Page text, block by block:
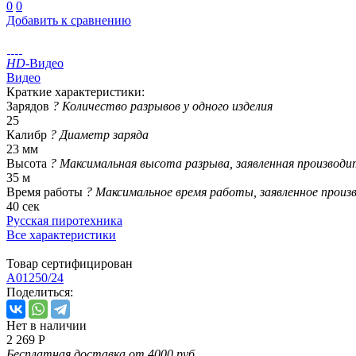
0 0
Добавить к сравнению
HD-Видео
Видео
Краткие характеристики:
Зарядов ? Количество разрывов у одного изделия
25
Калибр ? Диаметр заряда
23 мм
Высота ? Максимальная высота разрыва, заявленная
35 м
Время работы ? Максимальное время работы, заявленное
40 сек
Русская пиротехника
Все характеристики
Товар сертифицирован
A01250/24
Поделиться:
Нет в наличии
2 269 Р